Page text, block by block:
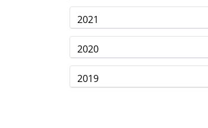
2021
2020
2019